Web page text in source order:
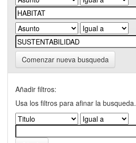
Comenzar nueva busqueda
Añadir filtros:
Usa los filtros para afinar la busqueda.